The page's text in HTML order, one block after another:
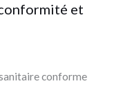
et
conforme